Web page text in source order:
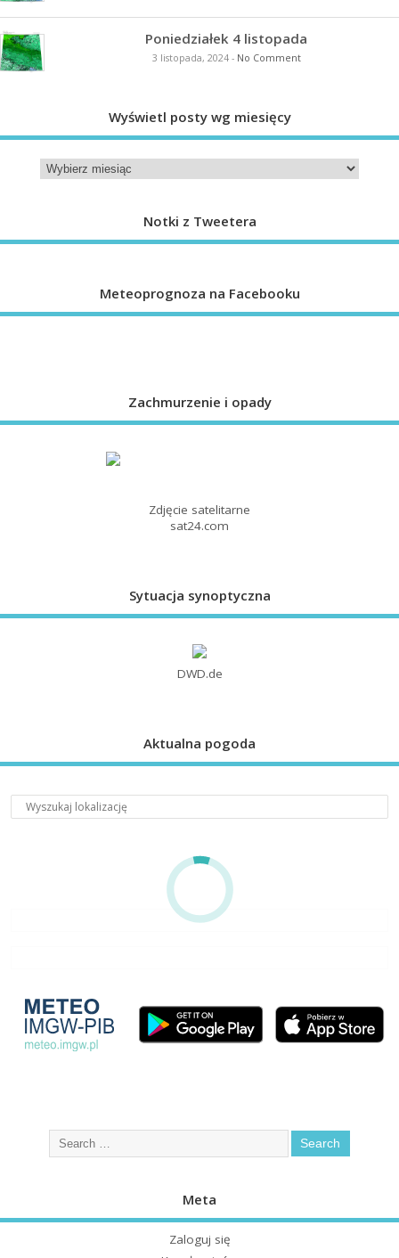
Poniedziałek 4 listopada
3 listopada, 2024- No Comment
Wyświetl posty wg miesięcy
Notki z Tweetera
Meteoprognoza na Facebooku
Zachmurzenie i opady
Zdjęcie satelitarne
sat24.com
Sytuacja synoptyczna
DWD.de
Aktualna pogoda
Meta
Zaloguj się